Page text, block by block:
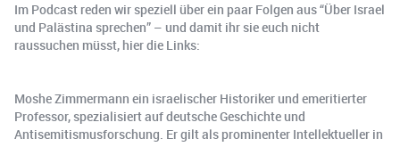
Im Podcast reden wir speziell über ein paar Folgen aus “Über Israel
und Palästina sprechen” – und damit ihr sie euch nicht
raussuchen müsst, hier die Links:
Moshe Zimmermann ein israelischer Historiker und emeritierter
Professor, spezialisiert auf deutsche Geschichte und
Antisemitismusforschung. Er gilt als prominenter Intellektueller in